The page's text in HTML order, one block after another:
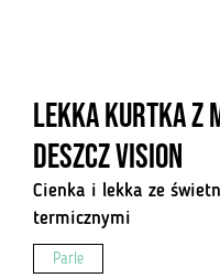
Lekka kurtka z
deszcz Vision
Cienka i lekka ze
termicznymi
Parle